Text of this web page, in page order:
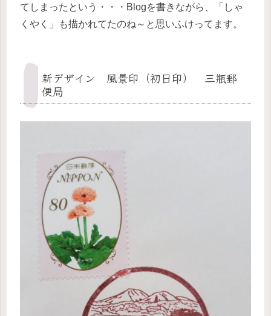
てしまったという・・・Blogを書きながら、「しゃ
くやく」も描かれてたのね～と思いふけってます。
新デザイン 風景印（初日印） 三瓶郵
便局